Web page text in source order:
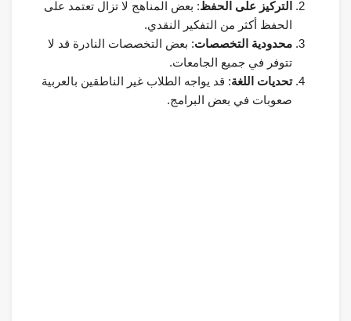
التركيز على الحفظ: بعض المناهج لا تزال تعتمد على
الحفظ أكثر من التفكير النقدي.
محدودية التخصصات: بعض التخصصات النادرة قد لا
تتوفر في جميع الجامعات.
تحديات اللغة: قد يواجه الطلاب غير الناطقين بالعربية
صعوبات في بعض البرامج.